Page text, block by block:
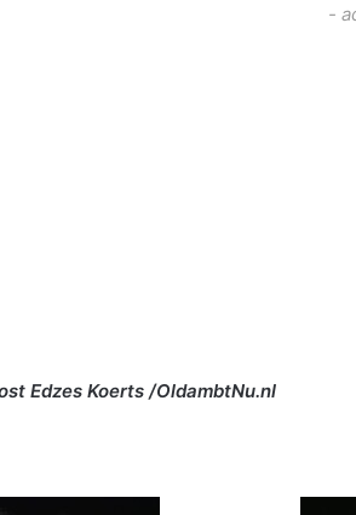
-
Edzes Koerts /OldambtNu.nl